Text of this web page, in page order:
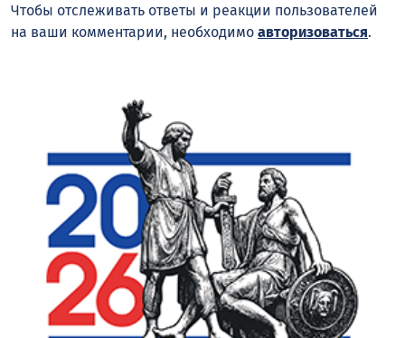
Чтобы отслеживать ответы и реакции пользователей
на ваши комментарии, необходимо авторизоваться.